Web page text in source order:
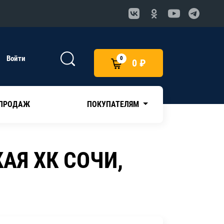
Войти 0 0 ₽
ПОКУПАТЕЛЯМ
ХК СОЧИ,